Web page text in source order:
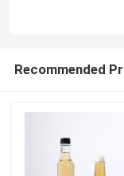
আমাদের সাথে
উদ্ধৃতির জন্য আবেদন
Recommended